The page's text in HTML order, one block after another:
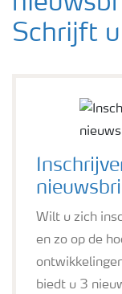
met 4 %
Magnesiumoxide
YaraBela
Schrijft
Wilt u zich
en zo op de
biedt u 3